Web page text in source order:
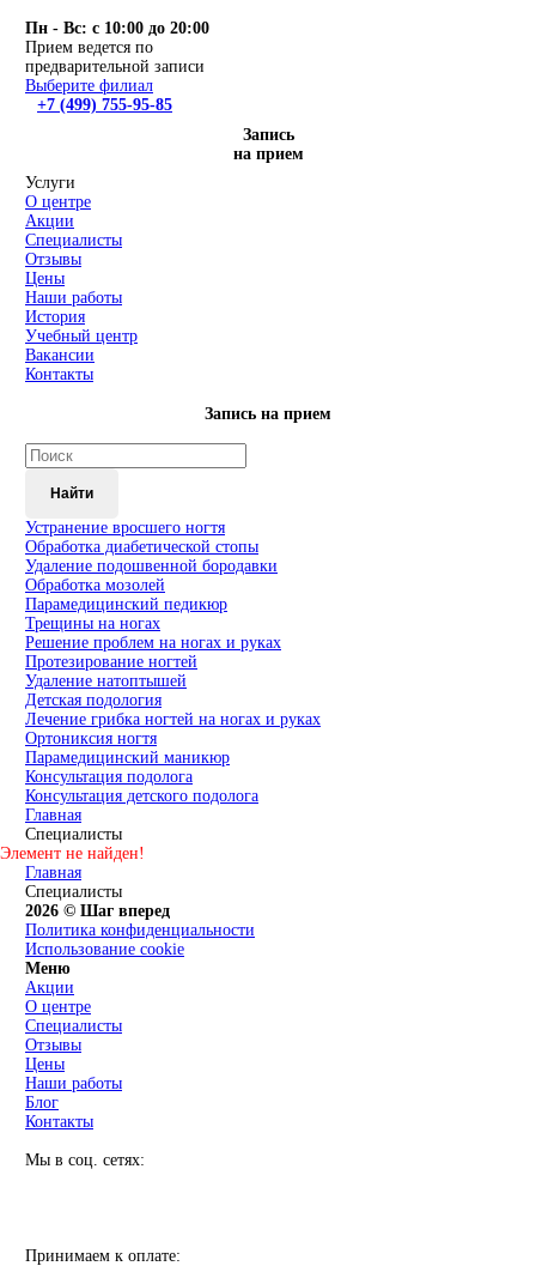
Пн - Вс: с 10:00 до 20:00
Прием ведется по
предварительной записи
Выберите филиал
+7 (499) 755-95-85
Запись
на прием
Услуги
О центре
Акции
Специалисты
Отзывы
Цены
Наши работы
История
Учебный центр
Вакансии
Контакты
Запись на прием
Найти
Устранение вросшего ногтя
Обработка диабетической стопы
Удаление подошвенной бородавки
Обработка мозолей
Парамедицинский педикюр
Трещины на ногах
Решение проблем на ногах и руках
Протезирование ногтей
Удаление натоптышей
Детская подология
Лечение грибка ногтей на ногах и руках
Ортониксия ногтя
Парамедицинский маникюр
Консультация подолога
Консультация детского подолога
Главная
Специалисты
Элемент не найден!
Главная
Специалисты
2026 © Шаг вперед
Политика конфиденциальности
Использование cookie
Меню
Акции
О центре
Специалисты
Отзывы
Цены
Наши работы
Блог
Контакты
Мы в соц. сетях:
Принимаем к оплате: